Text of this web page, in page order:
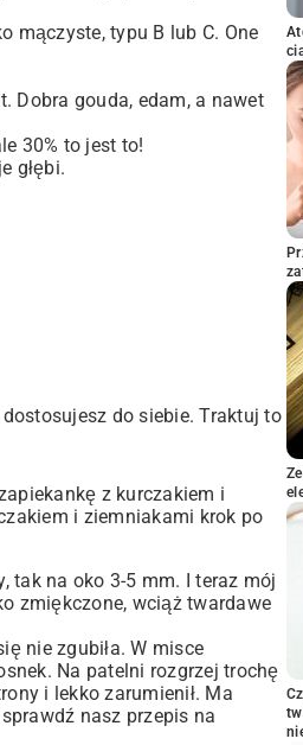
mączyste, typu B lub C. One
Dobra gouda, edam, a nawet
30% to jest to!
głębi.
do siebie. Traktuj to
z kurczakiem i
i ziemniakami krok po
tak na oko 3-5 mm. I teraz mój
zmiękczone, wciąż twardawe
nie zgubiła. W misce
Na patelni rozgrzej trochę
i lekko zarumienił. Ma
nasz przepis na